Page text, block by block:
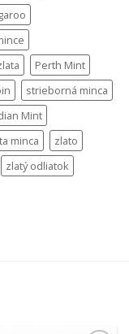
Perth Mint
strieborná minca
Mint
minca
zlato
zlatý odliatok